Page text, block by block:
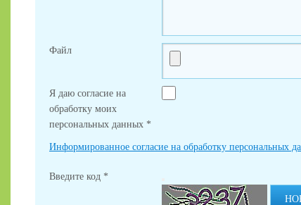
Файл
Я даю согласие на
обработку моих
персональных данных *
Информированное согласие на обработку персональных
Введите код *